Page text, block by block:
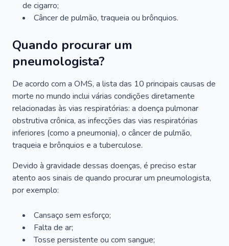
de cigarro;
Câncer de pulmão, traqueia ou brônquios.
Quando procurar um
pneumologista?
De acordo com a OMS, a lista das 10 principais causas de
morte no mundo inclui várias condições diretamente
relacionadas às vias respiratórias: a doença pulmonar
obstrutiva crônica, as infecções das vias respiratórias
inferiores (como a pneumonia), o câncer de pulmão,
traqueia e brônquios e a tuberculose.
Devido à gravidade dessas doenças, é preciso estar
atento aos sinais de quando procurar um pneumologista,
por exemplo:
Cansaço sem esforço;
Falta de ar;
Tosse persistente ou com sangue;